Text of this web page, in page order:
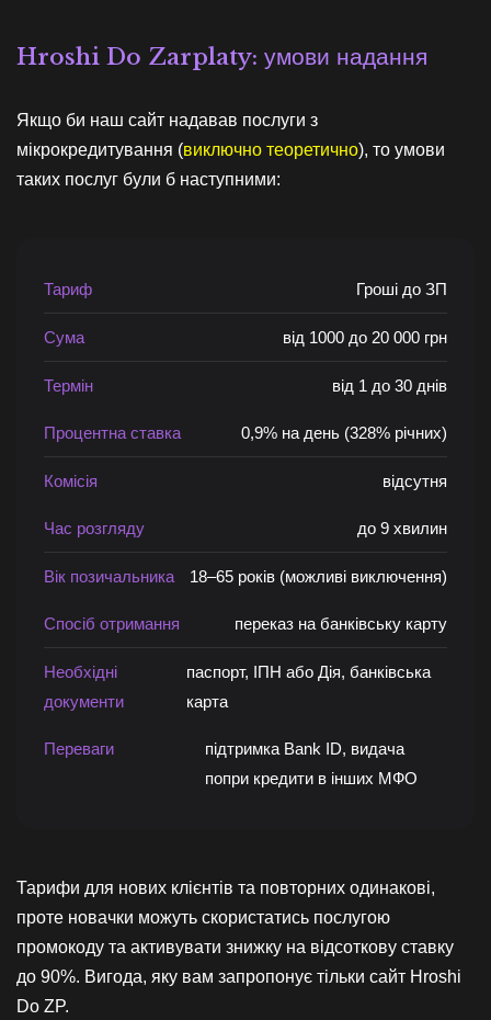
Hroshi Do Zarplaty: умови надання
Якщо би наш сайт надавав послуги з
мікрокредитування (виключно теоретично), то умови
таких послуг були б наступними:
Тариф Гроші до ЗП
Сума від 1000 до 20 000 грн
Термін від 1 до 30 днів
Процентна ставка 0,9% на день (328% річних)
Комісія відсутня
Час розгляду до 9 хвилин
Вік позичальника 18–65 років (можливі виключення)
Спосіб отримання переказ на банківську карту
Необхідні
документи
паспорт, ІПН або Дія, банківська
карта
Переваги
підтримка Bank ID, видача
попри кредити в інших МФО
Тарифи для нових клієнтів та повторних одинакові,
проте новачки можуть скористатись послугою
промокоду та активувати знижку на відсоткову ставку
до 90%. Вигода, яку вам запропонує тільки сайт Hroshi
Do ZP.